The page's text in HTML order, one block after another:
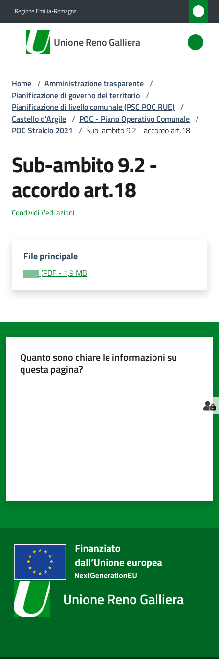
Regione Emilia-Romagna
Unione Reno Galliera
Unione
Reno
Amministrazione
Menu selezionato
Novità
Servizi
Vivere
l'Unione
Amministrazione
trasparente
argomenti...
Seguici
Home / Amministrazione trasparente /
Pianificazione di governo del territorio /
Pianificazione di livello comunale (PSC POC RUE) /
Castello d'Argile / POC - Piano Operativo Comunale /
POC Stralcio 2021 / Sub-ambito 9.2 - accordo art.18
Sub-ambito 9.2 -
accordo art.18
CondividiVedi azioni
File principale
(PDF - 1,9 MB)
Quanto sono chiare le informazioni su
questa pagina?
Unione Reno Galliera